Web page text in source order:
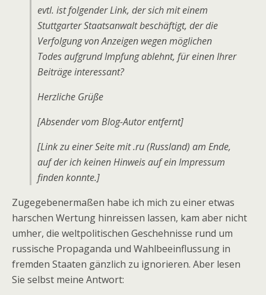
evtl. ist folgender Link, der sich mit einem
Stuttgarter Staatsanwalt beschäftigt, der die
Verfolgung von Anzeigen wegen möglichen
Todes aufgrund Impfung ablehnt, für einen Ihrer
Beiträge interessant?
Herzliche Grüße
[Absender vom Blog-Autor entfernt]
[Link zu einer Seite mit .ru (Russland) am Ende,
auf der ich keinen Hinweis auf ein Impressum
finden konnte.]
Zugegebenermaßen habe ich mich zu einer etwas
harschen Wertung hinreissen lassen, kam aber nicht
umher, die weltpolitischen Geschehnisse rund um
russische Propaganda und Wahlbeeinflussung in
fremden Staaten gänzlich zu ignorieren. Aber lesen
Sie selbst meine Antwort: